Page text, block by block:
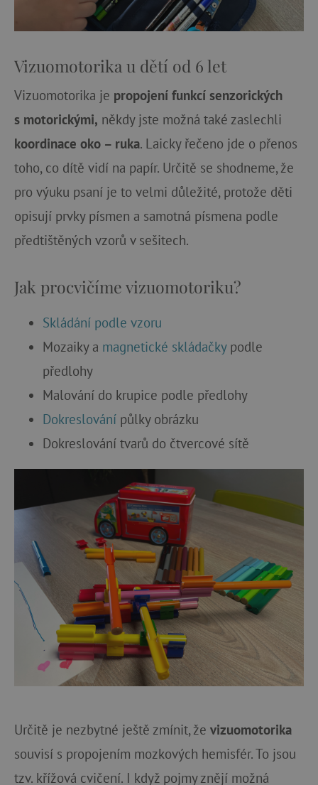
Vizuomotorika u dětí od 6 let
Vizuomotorika je propojení funkcí senzorických
s motorickými, někdy jste možná také zaslechli
koordinace oko – ruka. Laicky řečeno jde o přenos
toho, co dítě vidí na papír. Určitě se shodneme, že
pro výuku psaní je to velmi důležité, protože děti
opisují prvky písmen a samotná písmena podle
předtištěných vzorů v sešitech.
Jak procvičíme vizuomotoriku?
Skládání podle vzoru
Mozaiky a magnetické skládačkypodle
předlohy
Malování do krupice podle předlohy
Dokreslování půlky obrázku
Dokreslování tvarů do čtvercové sítě
Určitě je nezbytné ještě zmínit, že vizuomotorika
souvisí s propojením mozkových hemisfér. To jsou
tzv. křížová cvičení. I když pojmy znějí možná